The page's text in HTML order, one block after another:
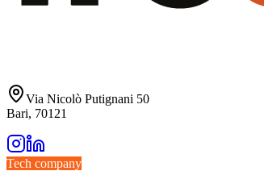
Via Nicolò Putignani 50
Bari, 70121
Tech company